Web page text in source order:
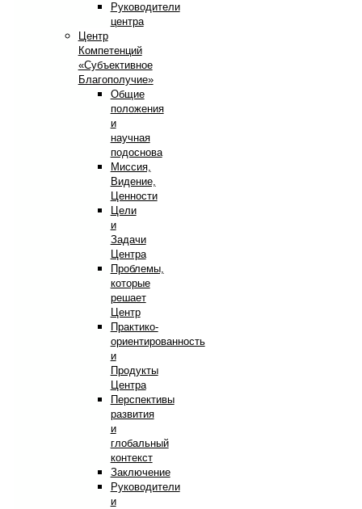
Руководители
центра
Центр
Компетенций
«Субъективное
Благополучие»
Общие
положения
и
научная
подоснова
Миссия,
Видение,
Ценности
Цели
и
Задачи
Центра
Проблемы,
которые
решает
Центр
Практико-
ориентированность
и
Продукты
Центра
Перспективы
развития
и
глобальный
контекст
Заключение
Руководители
и